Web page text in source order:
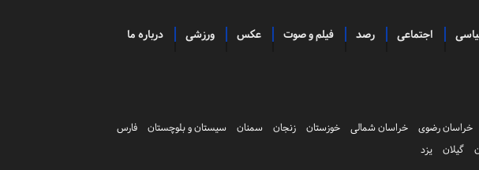
اجتماعی رصد فیلم و صوت عکس ورزشی درباره ما
خراسان رضوی خراسان شمالی خوزستان زنجان سمنان سیستان و بلوچستان
فارس
گیلان یزد